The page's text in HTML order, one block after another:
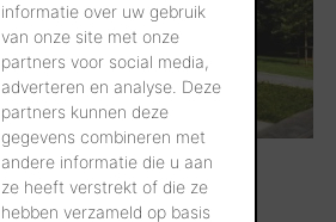
informatie over uw gebruik
van onze site met onze
partners voor social media,
adverteren en analyse. Deze
partners kunnen deze
gegevens combineren met
andere informatie die u aan
ze heeft verstrekt of die ze
hebben verzameld op basis